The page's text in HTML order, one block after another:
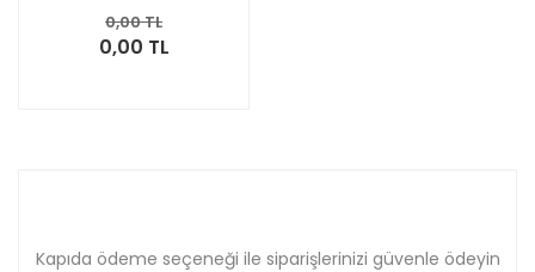
0,00 TL
0,00 TL
Kapıda ödeme seçeneği ile siparişlerinizi güvenle ödeyin